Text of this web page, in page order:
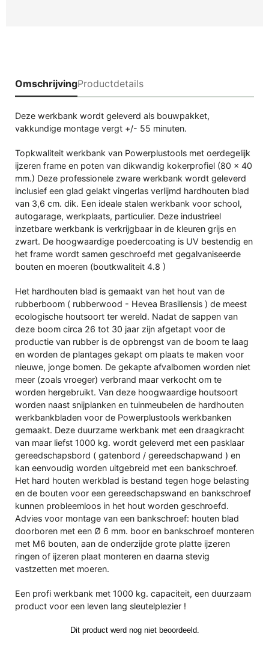
OmschrijvingProductdetails
Deze werkbank wordt geleverd als bouwpakket,
vakkundige montage vergt +/- 55 minuten.
Topkwaliteit werkbank van Powerplustools met oerdegelijk
ijzeren frame en poten van dikwandig kokerprofiel (80 x 40
mm.) Deze professionele zware werkbank wordt geleverd
inclusief een glad gelakt vingerlas verlijmd hardhouten blad
van 3,6 cm. dik. Een ideale stalen werkbank voor school,
autogarage, werkplaats, particulier. Deze industrieel
inzetbare werkbank is verkrijgbaar in de kleuren grijs en
zwart. De hoogwaardige poedercoating is UV bestendig en
het frame wordt samen geschroefd met gegalvaniseerde
bouten en moeren (boutkwaliteit 4.8 )
Het hardhouten blad is gemaakt van het hout van de
rubberboom ( rubberwood - Hevea Brasiliensis ) de meest
ecologische houtsoort ter wereld. Nadat de sappen van
deze boom circa 26 tot 30 jaar zijn afgetapt voor de
productie van rubber is de opbrengst van de boom te laag
en worden de plantages gekapt om plaats te maken voor
nieuwe, jonge bomen. De gekapte afvalbomen worden niet
meer (zoals vroeger) verbrand maar verkocht om te
worden hergebruikt. Van deze hoogwaardige houtsoort
worden naast snijplanken en tuinmeubelen de hardhouten
werkbankbladen voor de Powerplustools werkbanken
gemaakt. Deze duurzame werkbank met een draagkracht
van maar liefst 1000 kg. wordt geleverd met een pasklaar
gereedschapsbord ( gatenbord / gereedschapwand ) en
kan eenvoudig worden uitgebreid met een bankschroef.
Het hard houten werkblad is bestand tegen hoge belasting
en de bouten voor een gereedschapswand en bankschroef
kunnen probleemloos in het hout worden geschroefd.
Advies voor montage van een bankschroef: houten blad
doorboren met een Ø 6 mm. boor en bankschroef monteren
met M6 bouten, aan de onderzijde grote platte ijzeren
ringen of ijzeren plaat monteren en daarna stevig
vastzetten met moeren.
Een profi werkbank met 1000 kg. capaciteit, een duurzaam
product voor een leven lang sleutelplezier !